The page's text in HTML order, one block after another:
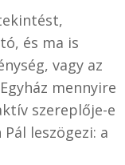
és ma is
vagy az
mennyire
szereplője-e
leszögezi: a